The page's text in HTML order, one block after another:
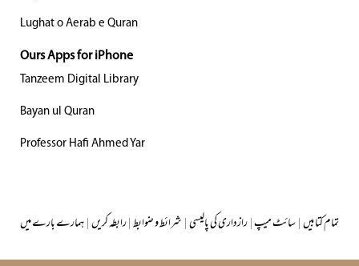
Lughat o Aerab e Quran
Ours Apps for iPhone
Tanzeem Digital Library
Bayan ul Quran
Professor Hafi Ahmed Yar
ہمارے بارے میں|رابطہ کریں|شرائط و ضوابط|رازداری کی پالیسی|سائٹ میپ|تمام کتابیں